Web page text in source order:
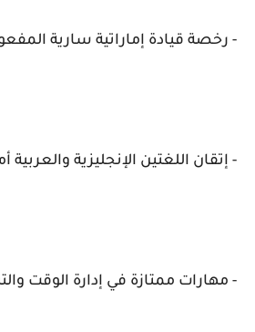
- رخصة قيادة إماراتية سارية
- إتقان اللغتين الإنجليزية
- مهارات ممتازة في إدارة الوقت